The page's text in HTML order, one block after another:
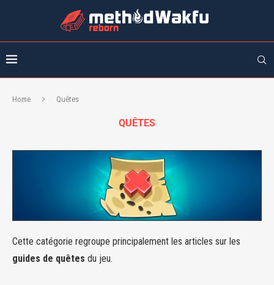
Home Quêtes
QUÊTES
Cette catégorie regroupe principalement les articles sur les
guides de quêtes du jeu.